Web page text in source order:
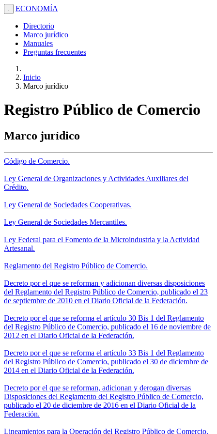
. ECONOMÍA
Directorio
Marco jurídico
Manuales
Preguntas frecuentes
Inicio
Marco jurídico
Registro Público de Comercio
Marco jurídico
Código de Comercio.
Ley General de Organizaciones y Actividades Auxiliares del
Crédito.
Ley General de Sociedades Cooperativas.
Ley General de Sociedades Mercantiles.
Ley Federal para el Fomento de la Microindustria y la Actividad
Artesanal.
Reglamento del Registro Público de Comercio.
Decreto por el que se reforman y adicionan diversas disposiciones
del Reglamento del Registro Público de Comercio, publicado el 23
de septiembre de 2010 en el Diario Oficial de la Federación.
Decreto por el que se reforma el artículo 30 Bis 1 del Reglamento
del Registro Público de Comercio, publicado el 16 de noviembre de
2012 en el Diario Oficial de la Federación.
Decreto por el que se reforma el artículo 33 Bis 1 del Reglamento
del Registro Público de Comercio, publicado el 30 de diciembre de
2014 en el Diario Oficial de la Federación.
Decreto por el que se reforman, adicionan y derogan diversas
Disposiciones del Reglamento del Registro Público de Comercio,
publicado el 20 de diciembre de 2016 en el Diario Oficial de la
Federación.
Lineamientos para la Operación del Registro Público de Comercio.